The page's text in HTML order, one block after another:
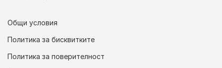
Общи условия
Политика за бисквитките
Политика за поверителност